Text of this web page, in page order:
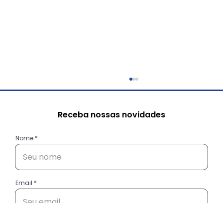
Do “Oi!” ao Cliente Fiel: como a
Receba nossas novidades
Nome
Email